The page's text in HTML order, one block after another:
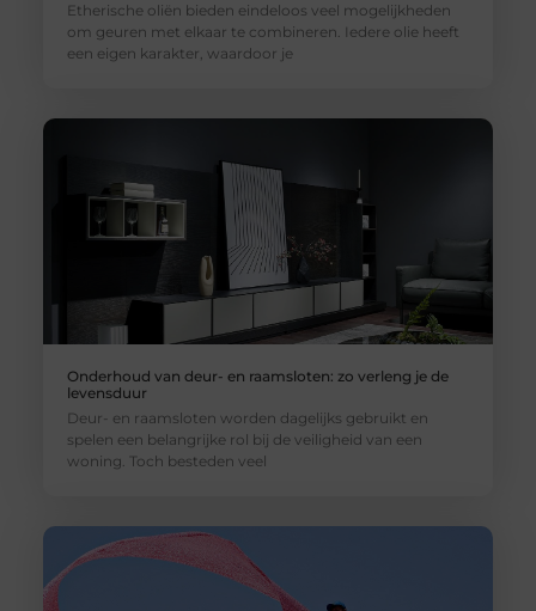
Etherische oliën bieden eindeloos veel mogelijkheden
om geuren met elkaar te combineren. Iedere olie heeft
een eigen karakter, waardoor je
Onderhoud van deur- en raamsloten: zo verleng je de
levensduur
Deur- en raamsloten worden dagelijks gebruikt en
spelen een belangrijke rol bij de veiligheid van een
woning. Toch besteden veel